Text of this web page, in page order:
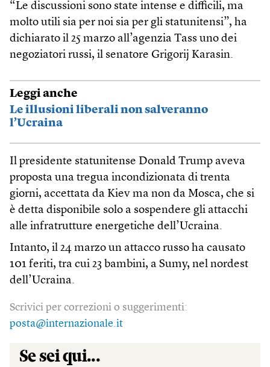
“Le discussioni sono state intense e difficili, ma
molto utili sia per noi sia per gli statunitensi”, ha
dichiarato il 25 marzo all’agenzia Tass uno dei
negoziatori russi, il senatore Grigorij Karasin.
Leggi anche
Le illusioni liberali non salveranno
l’Ucraina
Il presidente statunitense Donald Trump aveva
proposta una tregua incondizionata di trenta
giorni, accettata da Kiev ma non da Mosca, che si
è detta disponibile solo a sospendere gli attacchi
alle infratrutture energetiche dell’Ucraina.
Intanto, il 24 marzo un attacco russo ha causato
101 feriti, tra cui 23 bambini, a Sumy, nel nordest
dell’Ucraina.
Scrivici per correzioni o suggerimenti:
posta@internazionale.it